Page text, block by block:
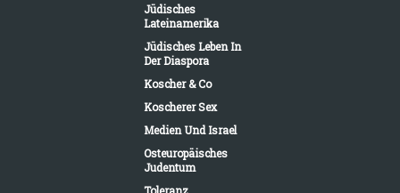
Jüdisches
Lateinamerika
Jüdisches Leben In
Der Diaspora
Koscher & Co
Koscherer Sex
Medien Und Israel
Osteuropäisches
Judentum
Toleranz